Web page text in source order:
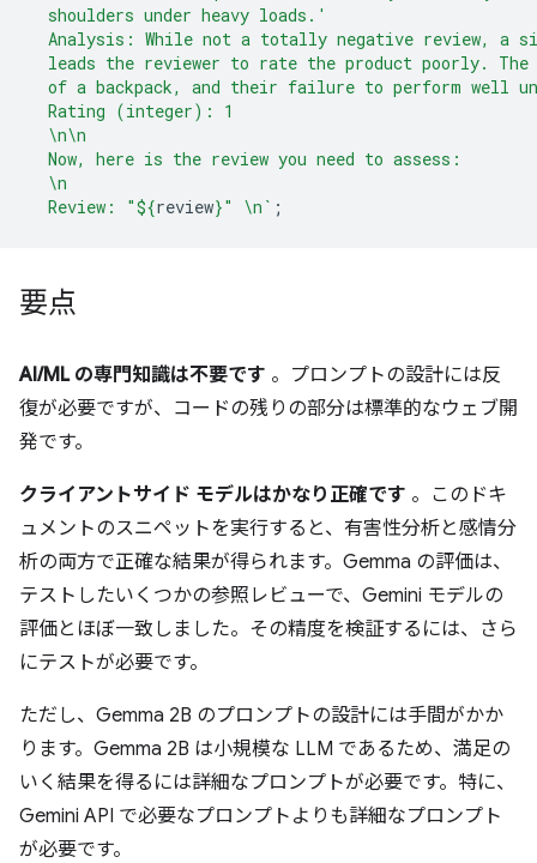
  shoulders under heavy loads.'
Analysis: While not a totally negative review, a
leads the reviewer to rate the product poorly.
of a backpack, and their failure to perform well
  Rating (integer): 1
  \n\n
  Now, here is the review you need to assess:
  \n
  Review: "
${review}" \n` ;
要点
AI/ML の専門知識は不要です 。プロンプトの設計には反
復が必要ですが、コードの残りの部分は標準的なウェブ開
発です。
クライアントサイド モデルはかなり正確です 。このドキ
ュメントのスニペットを実行すると、有害性分析と感情分
析の両方で正確な結果が得られます。Gemma の評価は、
テストしたいくつかの参照レビューで、Gemini モデルの
評価とほぼ一致しました。その精度を検証するには、さら
にテストが必要です。
ただし、Gemma 2B のプロンプトの設計には手間がかか
ります。Gemma 2B は小規模な LLM であるため、満足の
いく結果を得るには詳細なプロンプトが必要です。特に、
Gemini API で必要なプロンプトよりも詳細なプロンプト
が必要です。